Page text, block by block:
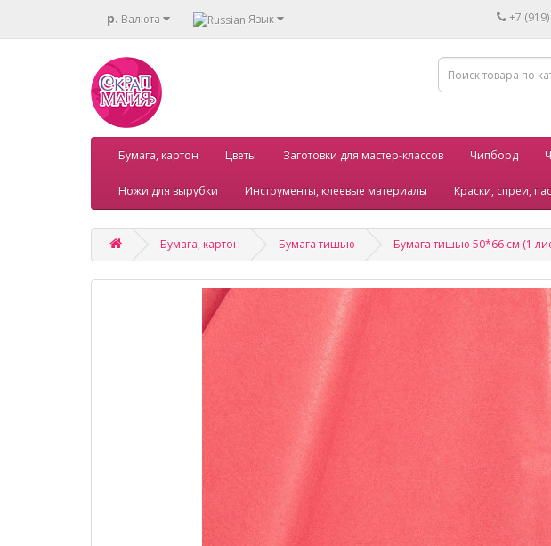
р. Валюта Язык +7
Бумага, картон Цветы Заготовки для мастер-классов Чипборд
Ножи для вырубки Инструменты, клеевые материалы Краски, спреи,
Бумага, картон Бумага тишью Бумага тишью 50*66 см (1